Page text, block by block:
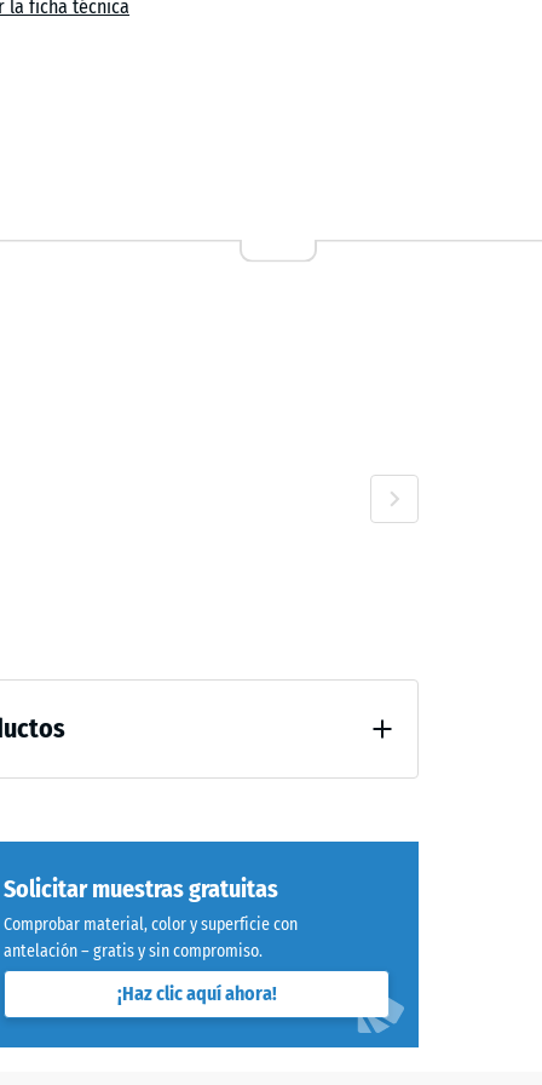
la ficha técnica
Solicitar muestras gratuitas
Comprobar material, color y superficie con
antelación – gratis y sin compromiso.
¡Haz clic aquí ahora!